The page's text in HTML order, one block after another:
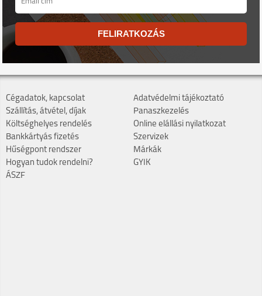
FELIRATKOZÁS
Cégadatok, kapcsolat
Szállítás, átvétel, díjak
Költséghelyes rendelés
Bankkártyás fizetés
Hűségpont rendszer
Hogyan tudok rendelni?
ÁSZF
Adatvédelmi tájékoztató
Panaszkezelés
Online elállási nyilatkozat
Szervizek
Márkák
GYIK